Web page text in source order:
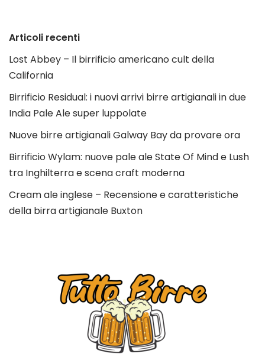
Articoli recenti
Lost Abbey – Il birrificio americano cult della
California
Birrificio Residual: i nuovi arrivi birre artigianali in due
India Pale Ale super luppolate
Nuove birre artigianali Galway Bay da provare ora
Birrificio Wylam: nuove pale ale State Of Mind e Lush
tra Inghilterra e scena craft moderna
Cream ale inglese – Recensione e caratteristiche
della birra artigianale Buxton